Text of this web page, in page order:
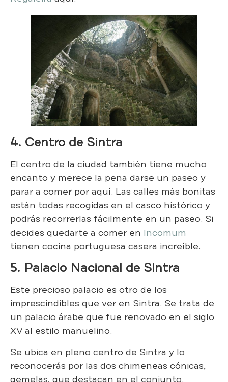
4. Centro de Sintra
El centro de la ciudad también tiene mucho
encanto y merece la pena darse un paseo y
parar a comer por aquí. Las calles más bonitas
están todas recogidas en el casco histórico y
podrás recorrerlas fácilmente en un paseo. Si
decides quedarte a comer en Incomum
tienen cocina portuguesa casera increíble.
5. Palacio Nacional de Sintra
Este precioso palacio es otro de los
imprescindibles que ver en Sintra. Se trata de
un palacio árabe que fue renovado en el siglo
XV al estilo manuelino.
Se ubica en pleno centro de Sintra y lo
reconocerás por las dos chimeneas cónicas,
gemelas, que destacan en el conjunto.